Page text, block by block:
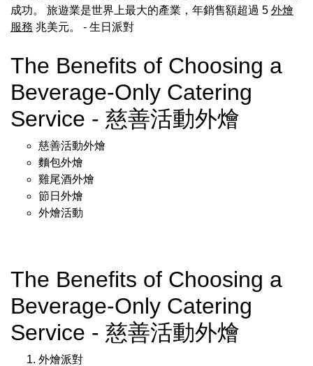
成功。 旅遊業是世界上最大的產業，年銷售額超過 5 外燴
服務 兆美元。 - 生日派對
The Benefits of Choosing a
Beverage-Only Catering
Service - 慈善活動外燴
慈善活動外燴
麵包外燴
雞尾酒外燴
節日外燴
外燴活動
The Benefits of Choosing a
Beverage-Only Catering
Service - 慈善活動外燴
外燴派對